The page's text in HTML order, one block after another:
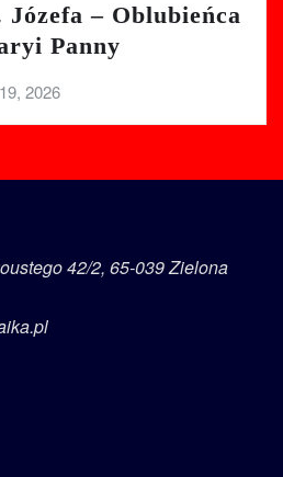
Józefa – Oblubieńca
Panny
2026
42/2, 65-039 Zielona